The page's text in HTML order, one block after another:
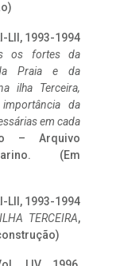
LII, 1993-1994
os fortes da
Praia e da
ilha Terceira,
da
em cada
– Arquivo
(Em
LII, 1993-1994
TERCEIRA,